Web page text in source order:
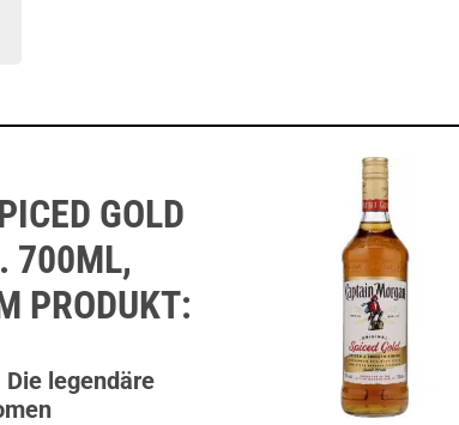
GOLD
700ML,
PRODUKT:
legendäre